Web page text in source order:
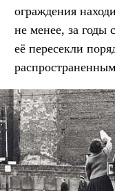
ограждения
не менее, за годы
её пересекли